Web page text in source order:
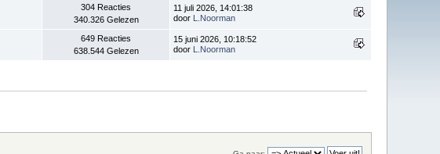
304 Reacties
340.326 Gelezen
11 juli 2026, 14:01:38
door L.Noorman
649 Reacties
638.544 Gelezen
15 juni 2026, 10:18:52
door L.Noorman